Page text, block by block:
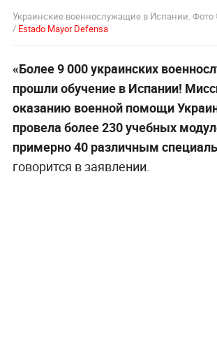
Украинские военнослужащие в Испании. Фото
/ Estado Mayor Defensa
«Более 9 000 украинских
прошли обучение в Испании!
оказанию военной помощи
провела более 230 учебных
примерно 40 различным
говорится в заявлении.